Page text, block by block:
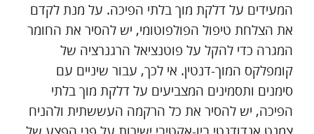
המעידים על דלקת מוך בלתי הפיכה. על מנת לקדם
את הצלחת טיפול הפולפוטומי, יש להסיר את החומר
המגרה כדי להקל על פוטנציאל הרגנרציה של
קומפלקס המוך-דנטין. אי לכך, עבור שיניים עם
סימנים ותסמינים המצביעים על דלקת מוך בלתי
הפיכה, יש להסיר את כל הרקמה העששתית ולהניח